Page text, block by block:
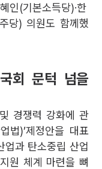
인(기본소득당)·한
당) 의원도 함께했
회 문턱 넘을
경쟁력 강화에 관
법)’제정안을 대표
업과 탄소중립 산업
원 체계 마련을 뼈